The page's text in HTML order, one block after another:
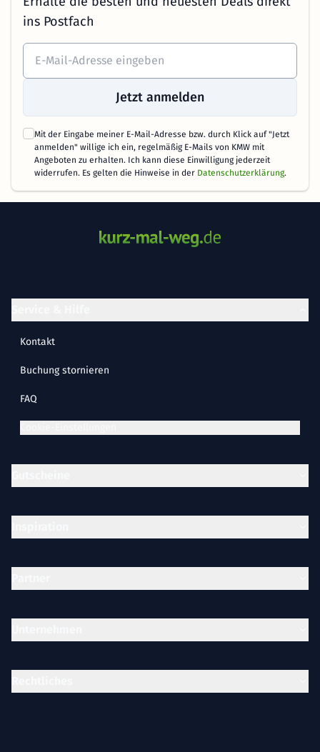
ins Postfach
Jetzt anmelden
Mit der Eingabe meiner E-Mail-Adresse bzw. durch Klick auf "Jetzt
anmelden" willige ich ein, regelmäßig E-Mails von KMW mit
Angeboten zu erhalten. Ich kann diese Einwilligung jederzeit
widerrufen. Es gelten die Hinweise in der Datenschutzerklärung.
Kontakt
Buchung stornieren
FAQ